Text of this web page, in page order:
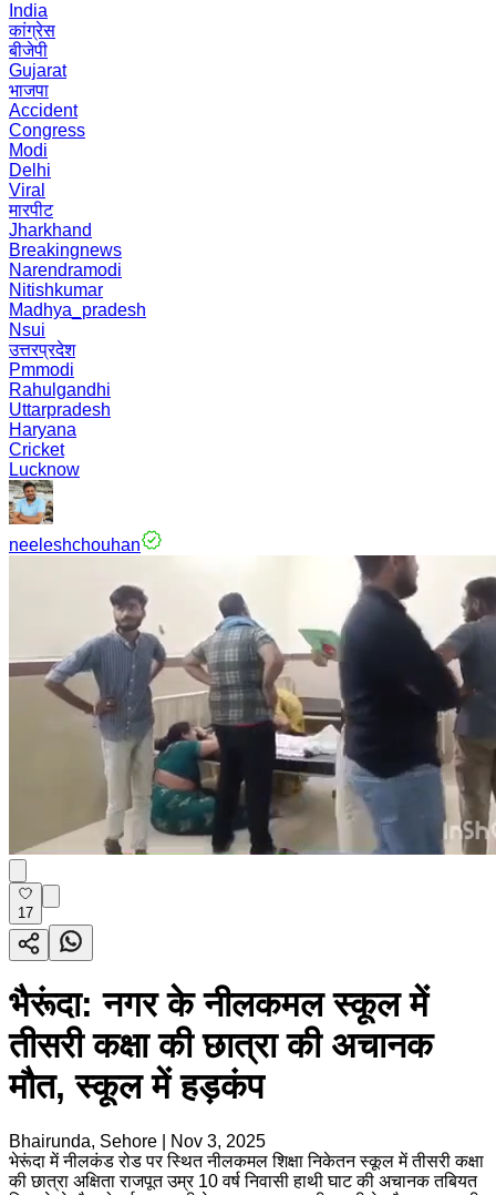
India
कांग्रेस
बीजेपी
Gujarat
भाजपा
Accident
Congress
Modi
Delhi
Viral
मारपीट
Jharkhand
Breakingnews
Narendramodi
Nitishkumar
Madhya_pradesh
Nsui
उत्तरप्रदेश
Pmmodi
Rahulgandhi
Uttarpradesh
Haryana
Cricket
Lucknow
neeleshchouhan
17
भैरूंदा: नगर के नीलकमल स्कूल में
तीसरी कक्षा की छात्रा की अचानक
मौत, स्कूल में हड़कंप
Bhairunda, Sehore
Nov 3, 2025
भेरूंदा में नीलकंड रोड पर स्थित नीलकमल शिक्षा निकेतन स्कूल में तीसरी कक्षा
की छात्रा अक्षिता राजपूत उम्र 10 वर्ष निवासी हाथी घाट की अचानक तबियत